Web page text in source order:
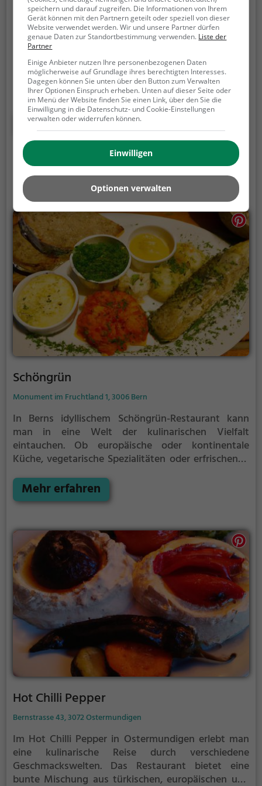
Rosengarten
Alter Aargauerstalden 31b, 3006 Bern
Im Restaurant Rosengarten in Bern kann man in
einem modernen Ambiente am Rand eines
idyllischen Stadtparks verweilen und die
mediterrane Küche genießen. Das vielfältige
Angebot umfasst Schweizerisches, Regionalküche,
Biogerichte, Cocktails, gesunde, vegane und
vegetarische Speisen sowie ein reichhaltiges
Frühstück. Die Terrasse lädt zu entspannten
Stunden im Freien ein und das Weinangebot rundet
das kulinarische Erlebnis ab. Hier kann man sich
verzaubern lassen und das Leben in vollen Zügen
genießen.
Mehr erfahren
Schöngrün
Monument im Fruchtland 1, 3006 Bern
In Berns idyllischem Schöngrün-Restaurant kann
man in eine Welt der kulinarischen Vielfalt
eintauchen. Ob europäische oder kontinentale
Küche, vegetarische Spezialitäten oder erfrischende
gemütliche Atmosphäre lädt zum Verweilen ein,
während man sich durch das abwechslungsreiche
der jeden Besuch zu einem Genuss macht.
Schöngrün ist der perfekte Ort, um sich in stilvollem
Ambiente verwöhnen zu lassen und sich kulinarisch
inspirieren zu lassen.
Mehr erfahren
Hot Chilli Pepper
Bernstrasse 43, 3072 Ostermundigen
Im Hot Chilli Pepper in Ostermundigen erlebt man
eine kulinarische Reise durch verschiedene
Geschmackswelten. Das Restaurant bietet eine
bunte Mischung aus türkischen, europäischen und
speichern und darauf zugreifen. Die Informationen von Ihrem
Gerät können mit den Partnern geteilt oder speziell von dieser
Website verwendet werden. Wir und unsere Partner dürfen
genaue Daten zur Standortbestimmung verwenden. Liste der
Partner
Einige Anbieter nutzen Ihre personenbezogenen Daten
möglicherweise auf Grundlage ihres berechtigten Interesses.
Dagegen können Sie unten über den Button zum Verwalten
Ihrer Optionen Einspruch erheben. Unten auf dieser Seite oder
im Menü der Website finden Sie einen Link, über den Sie die
Einwilligung in die Datenschutz- und Cookie-Einstellungen
verwalten oder widerrufen können.
Einwilligen
Optionen verwalten